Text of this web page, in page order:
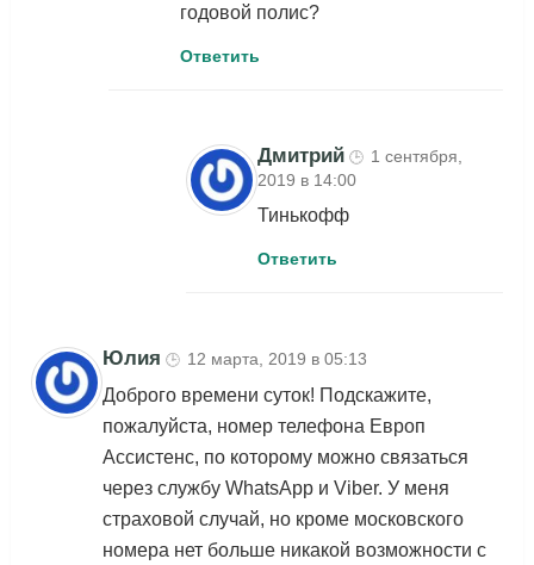
годовой полис?
Ответить
Дмитрий 🕒 1 сентября,
2019 в 14:00
Тинькофф
Ответить
Юлия 🕒 12 марта, 2019 в 05:13
Доброго времени суток! Подскажите,
пожалуйста, номер телефона Европ
Ассистенс, по которому можно связаться
через службу WhatsApp и Viber. У меня
страховой случай, но кроме московского
номера нет больше никакой возможности с